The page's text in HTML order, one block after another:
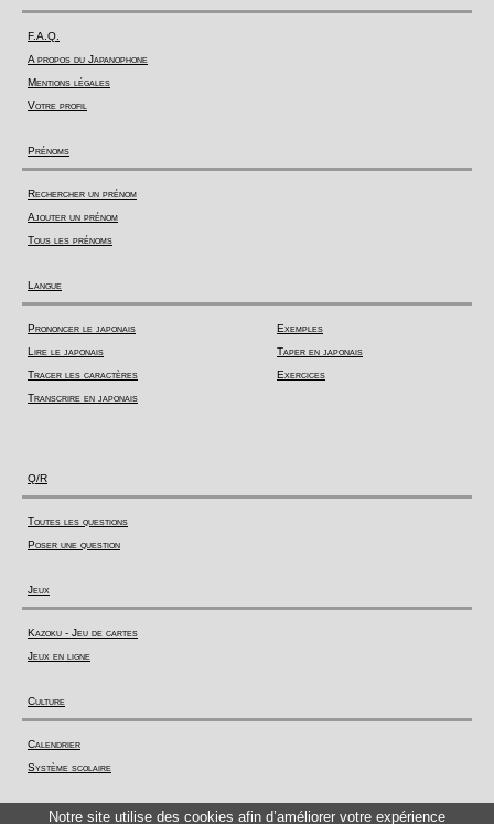
Notre site utilise des cookies afin d’améliorer votre expérience
F.A.Q.
A propos du Japanophone
Mentions légales
Votre profil
Prénoms
Rechercher un prénom
Ajouter un prénom
Tous les prénoms
Langue
Prononcer le japonais
Lire le japonais
Tracer les caractères
Transcrire en japonais
Exemples
Taper en japonais
Exercices
Q/R
Toutes les questions
Poser une question
Jeux
Kazoku - Jeu de cartes
Jeux en ligne
Culture
Calendrier
Système scolaire
Actualité